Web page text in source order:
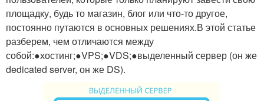
площадку, будь то магазин, блог или что-то другое,
постоянно путаются в основных решениях.В этой статье
разберем, чем отличаются между
собой:●хостинг;●VPS;●VDS;●выделенный сервер (он же
dedicated server, он же DS).